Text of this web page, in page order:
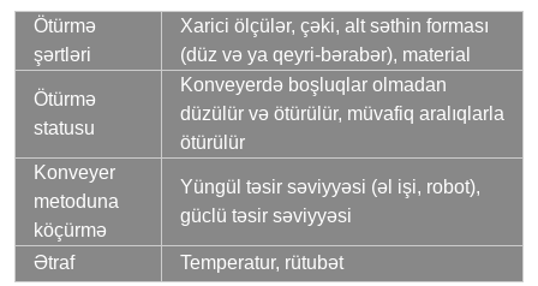
Ötürmə
şərtləri
Xarici ölçülər, çəki, alt səthin forması
(düz və ya qeyri-bərabər), material
Ötürmə
statusu
Konveyerdə boşluqlar olmadan
düzülür və ötürülür, müvafiq aralıqlarla
ötürülür
Konveyer
metoduna
köçürmə
Yüngül təsir səviyyəsi (əl işi, robot),
güclü təsir səviyyəsi
Ətraf Temperatur, rütubət